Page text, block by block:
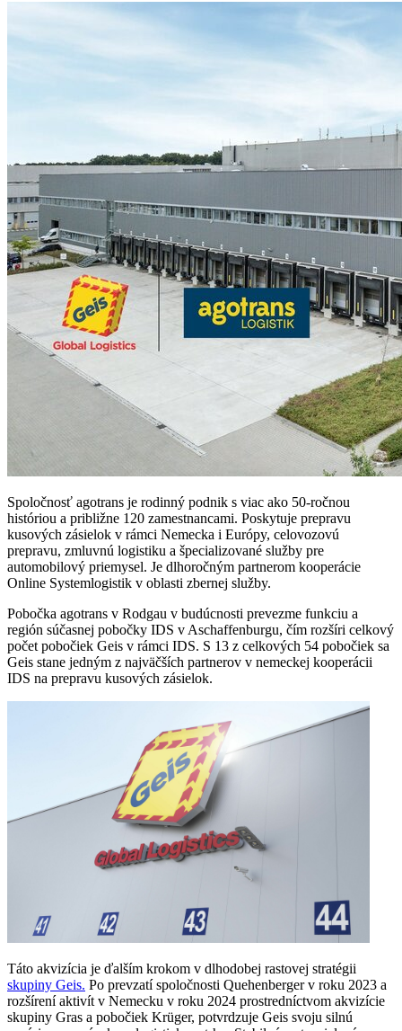
Spoločnosť agotrans je rodinný podnik s viac ako 50-ročnou
históriou a približne 120 zamestnancami. Poskytuje prepravu
kusových zásielok v rámci Nemecka i Európy, celovozovú
prepravu, zmluvnú logistiku a špecializované služby pre
automobilový priemysel. Je dlhoročným partnerom kooperácie
Online Systemlogistik v oblasti zbernej služby.
Pobočka agotrans v Rodgau v budúcnosti prevezme funkciu a
región súčasnej pobočky IDS v Aschaffenburgu, čím rozšíri celkový
počet pobočiek Geis v rámci IDS. S 13 z celkových 54 pobočiek sa
Geis stane jedným z najväčších partnerov v nemeckej kooperácii
IDS na prepravu kusových zásielok.
Táto akvizícia je ďalším krokom v dlhodobej rastovej stratégii
skupiny Geis. Po prevzatí spoločnosti Quehenberger v roku 2023 a
rozšírení aktivít v Nemecku v roku 2024 prostredníctvom akvizície
skupiny Gras a pobočiek Krüger, potvrdzuje Geis svoju silnú